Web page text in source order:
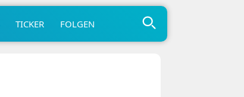
TICKER FOLGEN